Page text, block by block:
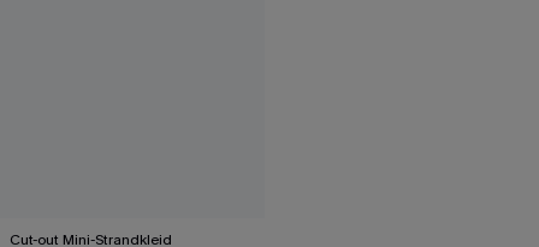
Cut-out Mini-Strandkleid